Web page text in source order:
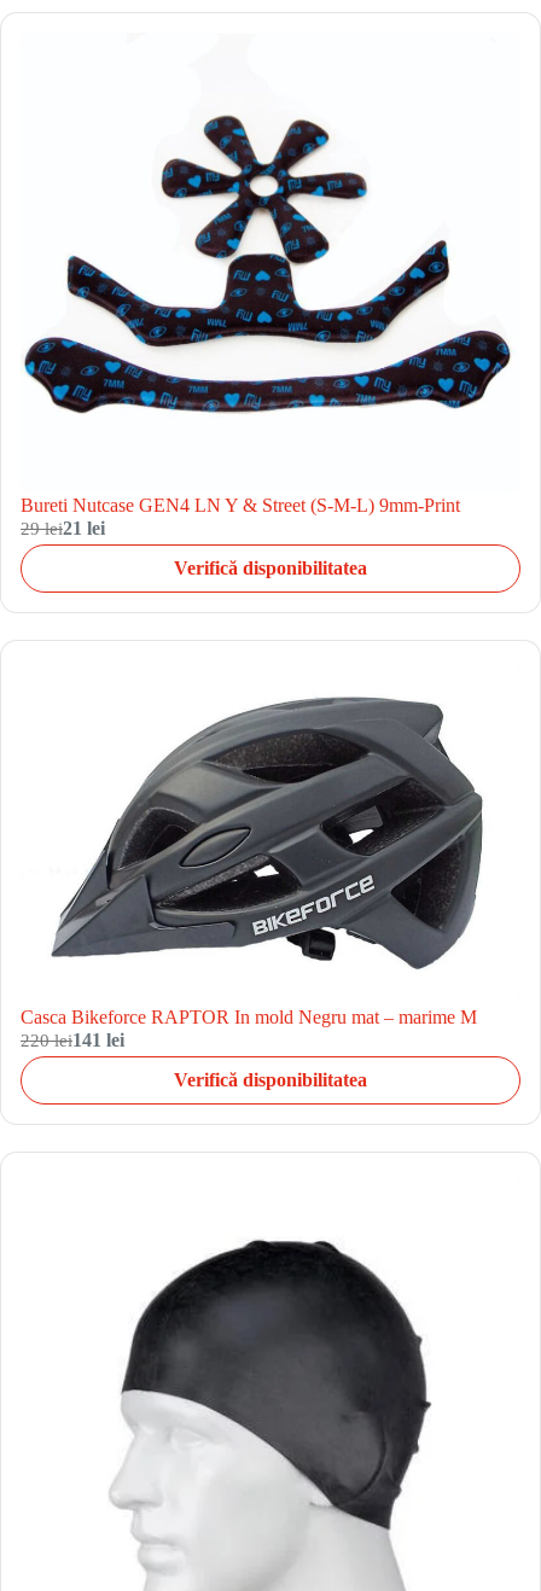
Bureti Nutcase GEN4 LN Y & Street (S-M-L) 9mm-Print
29 lei21 lei
Verifică disponibilitatea
Casca Bikeforce RAPTOR In mold Negru mat – marime M
220 lei141 lei
Verifică disponibilitatea